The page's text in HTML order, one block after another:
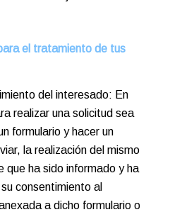
el tratamiento de tus
del interesado: En
realizar una solicitud sea
formulario y hacer un
la realización del mismo
que ha sido informado y ha
consentimiento al
a dicho formulario o